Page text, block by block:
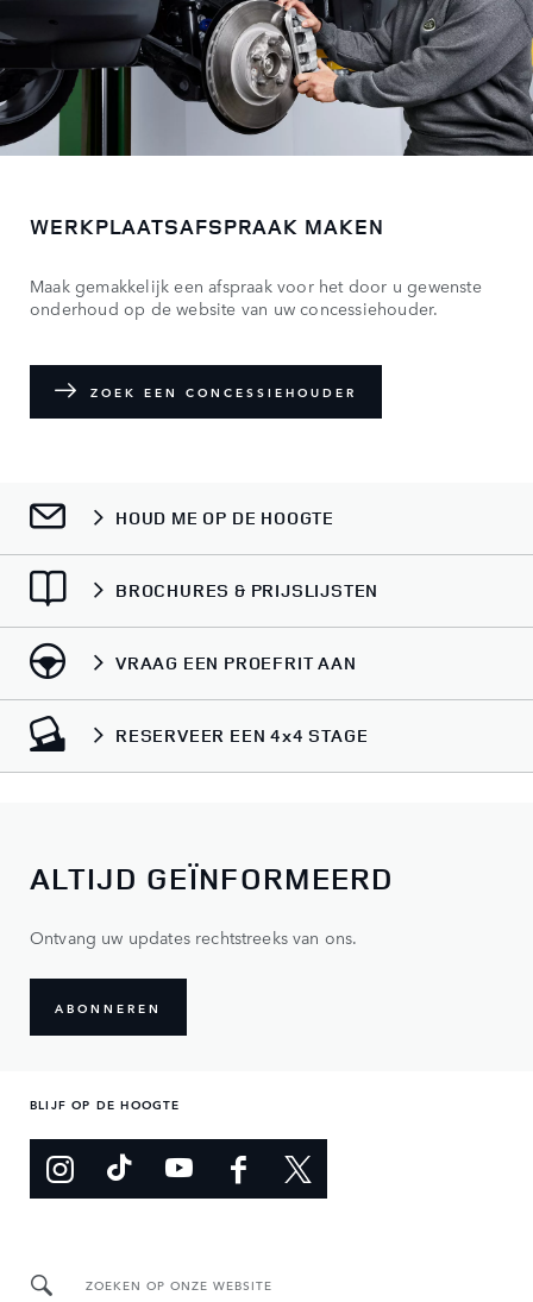
WERKPLAATSAFSPRAAK MAKEN
Maak gemakkelijk een afspraak voor het door u gewenste
onderhoud op de website van uw concessiehouder.
ZOEK EEN CONCESSIEHOUDER
HOUD ME OP DE HOOGTE
BROCHURES & PRIJSLIJSTEN
VRAAG EEN PROEFRIT AAN
RESERVEER EEN 4x4 STAGE
ALTIJD GEÏNFORMEERD
Ontvang uw updates rechtstreeks van ons.
ABONNEREN
BLIJF OP DE HOOGTE
ZOEKEN OP ONZE WEBSITE